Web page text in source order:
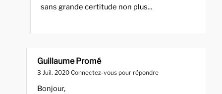
sans grande certitude non plus...
Guillaume Promé
3 Juil. 2020 Connectez-vous pour répondre
Bonjour,